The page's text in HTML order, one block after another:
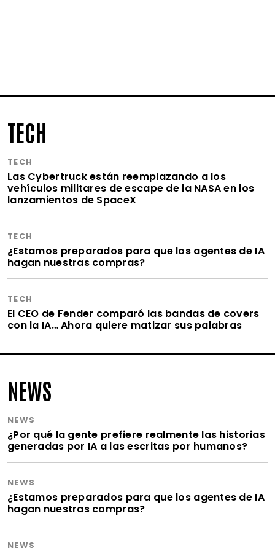
TECH
TECH
Las Cybertruck están reemplazando a los
vehículos militares de escape de la NASA en los
lanzamientos de SpaceX
TECH
¿Estamos preparados para que los agentes de IA
hagan nuestras compras?
TECH
El CEO de Fender comparó las bandas de covers
con la IA… Ahora quiere matizar sus palabras
NEWS
NEWS
¿Por qué la gente prefiere realmente las historias
generadas por IA a las escritas por humanos?
NEWS
¿Estamos preparados para que los agentes de IA
hagan nuestras compras?
NEWS